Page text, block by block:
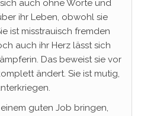
auch ohne Worte und
ihr Leben, obwohl sie
ist misstrauisch fremden
auch ihr Herz lässt sich
Das beweist sie vor
ändert. Sie ist mutig,
guten Job bringen,